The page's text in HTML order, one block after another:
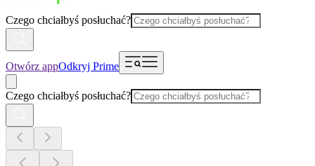
Czego chciałbyś posłuchać?
Otwórz appOdkryj Prime
Czego chciałbyś posłuchać?